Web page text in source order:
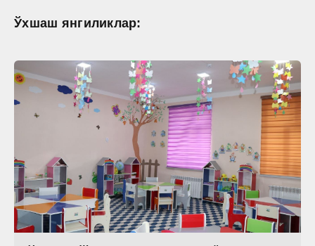
Ўхшаш янгиликлар: